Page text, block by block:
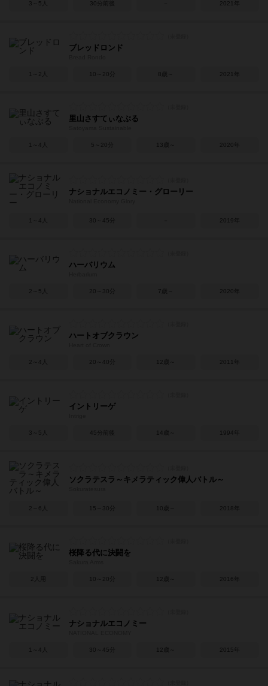
3～5人 30分前後 2021年
ブレッドロンド
1～2人 10～20分 8歳～ 2021年
里山さすてぃなぶる
1～4人 5～20分 13歳～ 2020年
ナショナルエコノミー・グローリー
1～4人 30～45分 2019年
ハーバリウム
2～5人 20～30分 7歳～ 2020年
ハートオブクラウン
2～4人 20～40分 12歳～ 2011年
イントリーゲ
3～5人 45分前後 14歳～ 1994年
ソクラテスラ～キメラティック偉人バトル～
2～6人 15～30分 10歳～ 2018年
桜降る代に決闘を
2人用 10～20分 12歳～ 2016年
ナショナルエコノミー
1～4人 30～45分 12歳～ 2015年